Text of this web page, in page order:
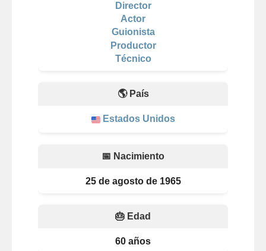
Director
Actor
Guionista
Productor
Técnico
🌎 País
Estados Unidos
📅 Nacimiento
25 de agosto de 1965
🎂 Edad
60 años